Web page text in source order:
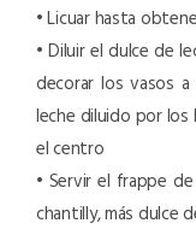
• Licuar hasta
• Diluir el dulce de
decorar los vasos
leche diluido por los
el centro
• Servir el frappe
chantilly, más dulce